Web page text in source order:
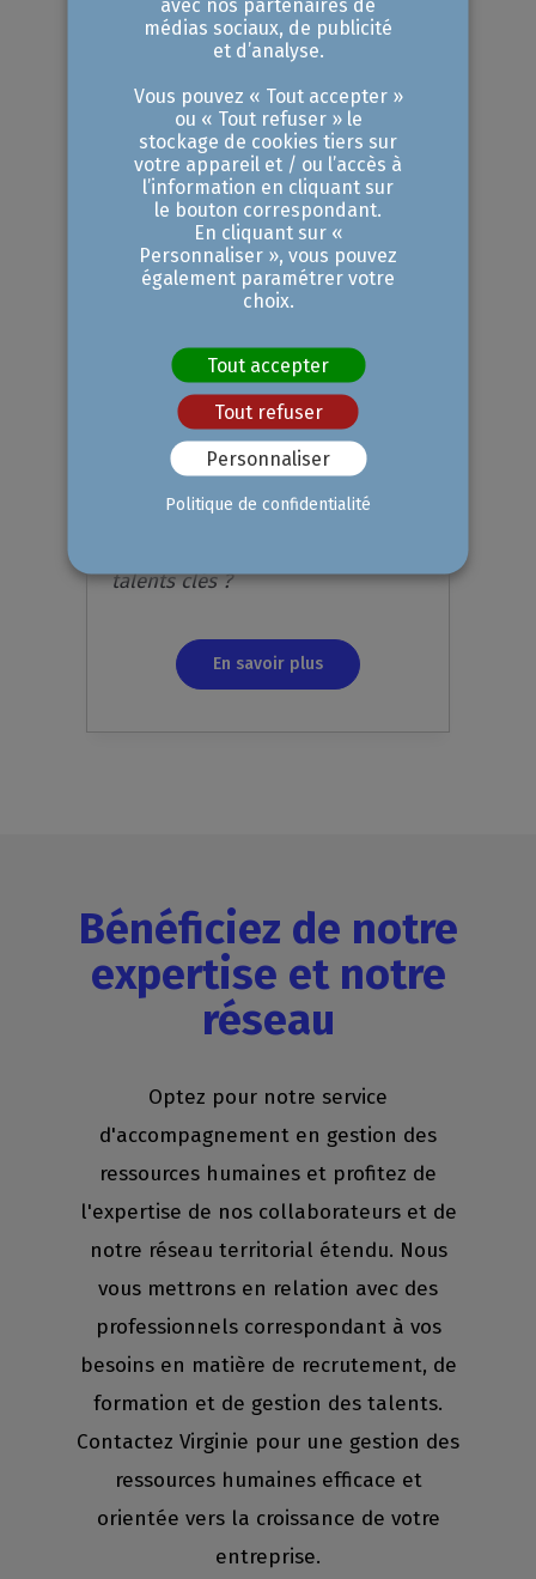
Recruter un(e) apprenti(e)
Combien vous coûterait un(e)
apprenti(e) ? Comment anticiper
les éventuelles difficultés ?
En savoir plus
↗
Dynamiser sa stratégie RH
Comment optimiser sa stratégie
RH pour améliorer la productivité
talents clés ?
En savoir plus
Bénéficiez de notre
expertise et notre
réseau
Optez pour notre service
d'accompagnement en gestion des
ressources humaines et profitez de
l'expertise de nos collaborateurs et de
notre réseau territorial étendu. Nous
vous mettrons en relation avec des
professionnels correspondant à vos
besoins en matière de recrutement, de
formation et de gestion des talents.
Contactez Virginie pour une gestion des
ressources humaines efficace et
orientée vers la croissance de votre
entreprise.
médias sociaux, de publicité
et d’analyse.
Vous pouvez « Tout accepter »
ou « Tout refuser » le
stockage de cookies tiers sur
votre appareil et / ou l’accès à
l’information en cliquant sur
le bouton correspondant.
En cliquant sur «
Personnaliser », vous pouvez
également paramétrer votre
choix.
Tout accepter
Tout refuser
Personnaliser
Politique de confidentialité